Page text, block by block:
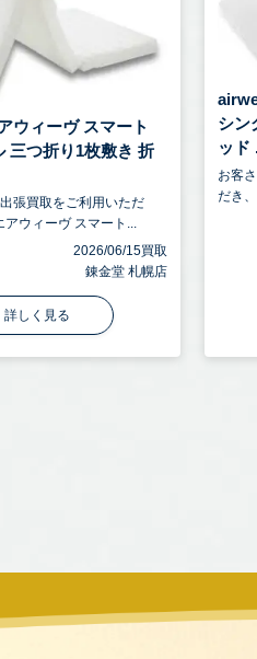
ウィーヴ スマート
三つ折り1枚敷き 折
張買取をご利用いただ
アウィーヴ スマート...
2026/06/15買取
錬金堂 札幌店
詳しく見る
シン
ッド
お客
だき